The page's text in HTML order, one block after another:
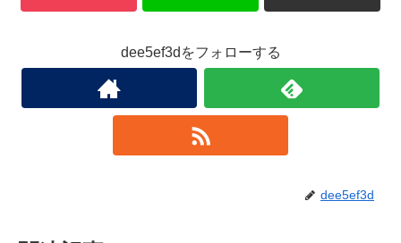
dee5ef3dをフォローする
dee5ef3d